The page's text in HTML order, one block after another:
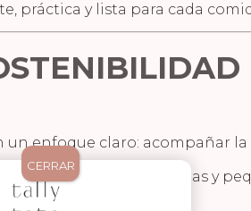
práctica y lista para cada
enfoque claro: acompañar
el día a día de familias y
CERRAR